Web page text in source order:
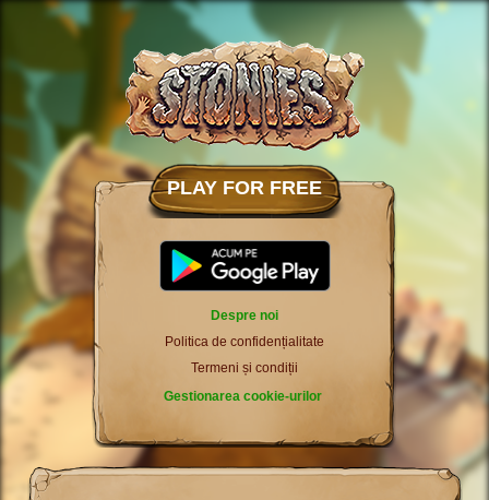
PLAY FOR FREE
Despre noi
Politica de confidențialitate
Termeni și condiții
Gestionarea cookie-urilor